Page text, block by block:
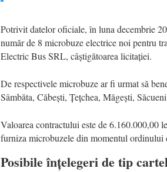
Potrivit datelor oficiale, în luna decembrie
număr de 8 microbuze electrice noi pentru
Electric Bus SRL, câștigătoarea licitației.
De respectivele microbuze ar fi urmat să
Sâmbăta, Căbești, Țețchea, Măgești,
Valoarea contractului este de 6.160.000,00
furniza microbuzele din momentul ordinului
Posibile înțelegeri de tip